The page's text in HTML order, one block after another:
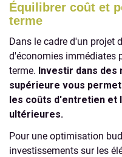
Équilibrer coût et
terme
Dans le cadre d'un projet
d'économies immédiates
terme. Investir dans des
supérieure vous
les coûts d'entretien
ultérieures.
Pour une optimisation
investissements sur les